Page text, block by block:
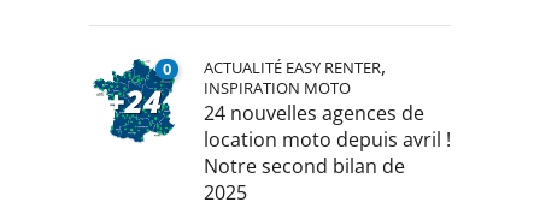
0 ACTUALITÉ EASY RENTER,
INSPIRATION MOTO
24 nouvelles agences de
location moto depuis avril !
Notre second bilan de
2025